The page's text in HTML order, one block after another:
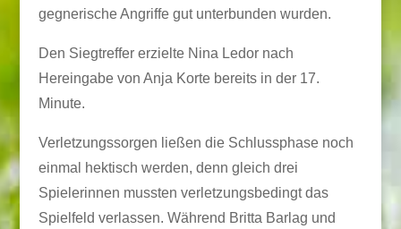
gegnerische Angriffe gut unterbunden wurden.
Den Siegtreffer erzielte Nina Ledor nach
Hereingabe von Anja Korte bereits in der 17.
Minute.
Verletzungssorgen ließen die Schlussphase noch
einmal hektisch werden, denn gleich drei
Spielerinnen mussten verletzungsbedingt das
Spielfeld verlassen. Während Britta Barlag und